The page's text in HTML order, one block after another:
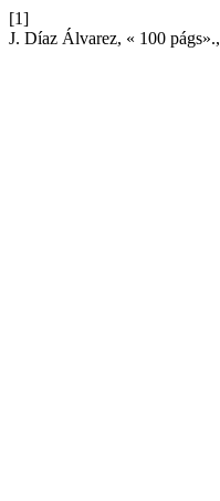
[1]
J. Díaz Álvarez, « 100 págs».,